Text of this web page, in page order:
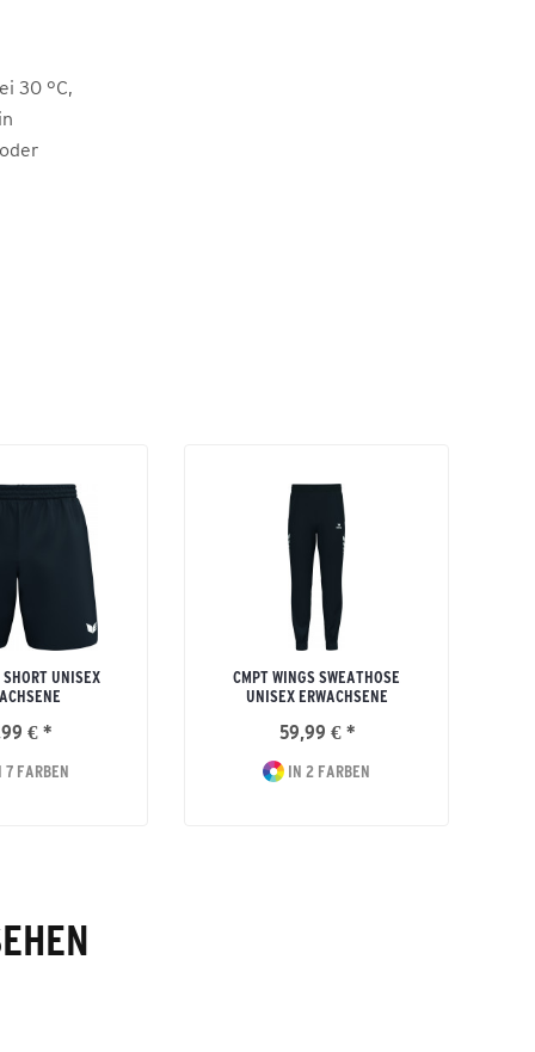
30 °C,
UNISEX
€ *
FARBEN
CMPT WINGS SWEATHOSE
UNISEX ERWACHSENE
59,99 € *
IN 2 FARBEN